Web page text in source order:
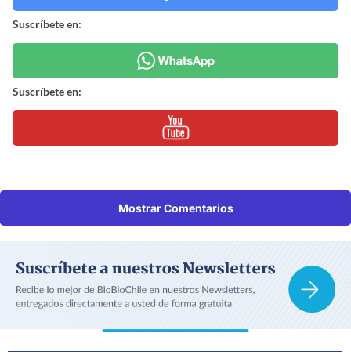
Suscríbete en:
Suscríbete en:
Mostrar Comentarios